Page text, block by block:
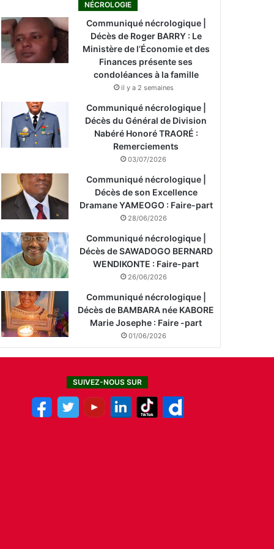
NÉCROLOGIE
Communiqué nécrologique |
Décès de Roger BARRY : Le
Ministère de l’Économie et des
Finances présente ses
condoléances à la famille
il y a 2 semaines
Communiqué nécrologique |
Décès du Général de Division
Nabéré Honoré TRAORÉ :
Remerciements
03/07/2026
Communiqué nécrologique |
Décès de son Excellence
Dramane YAMEOGO : Faire-part
28/06/2026
Communiqué nécrologique |
Décès de SAWADOGO BERNARD
WENDIKONTE : Faire-part
26/06/2026
Communiqué nécrologique |
Décès de BAMBARA née KABORE
Marie Josephe : Faire -part
01/06/2026
SUIVEZ-NOUS SUR